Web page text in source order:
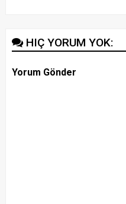
HIÇ YORUM YOK:
Yorum Gönder